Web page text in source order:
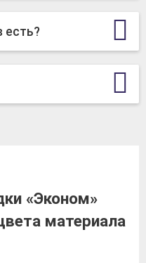
есть?
«Эконом»
материала